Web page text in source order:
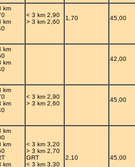
km
km
< 3 km 2,90
> 3 km 2,60
1,70 45,00
km
km
42,00
km
km
< 3 km 2,90
> 3 km 2,60
45,00
km
km
km
< 3 km 3,20
> 3 km 2,70
GRT
< 3 km 3,30
2,10 45,00